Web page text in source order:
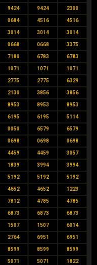
9424 9424 2300
0684 4516 4516
3014 3014 3014
0668 0668 3375
7180 6783 6783
1071 1071 1071
2775 2775 6329
2130 3856 3856
8953 8953 8953
6195 6195 5114
0050 6579 6579
0698 0698 0698
4459 4459 3057
1839 3994 3994
5192 5192 5192
4652 4652 1223
7812 4785 4785
6873 6873 6873
1507 1507 6014
2764 6951 6951
8599 8599 8599
5071 5071 1822